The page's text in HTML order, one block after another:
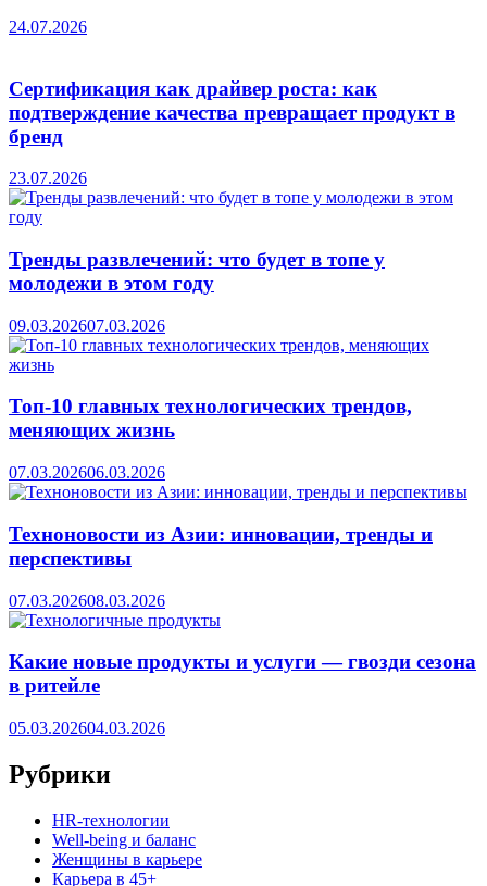
24.07.2026
Сертификация как драйвер роста: как
подтверждение качества превращает продукт в
бренд
23.07.2026
Тренды развлечений: что будет в топе у
молодежи в этом году
09.03.202607.03.2026
Топ-10 главных технологических трендов,
меняющих жизнь
07.03.202606.03.2026
Техноновости из Азии: инновации, тренды и
перспективы
07.03.202608.03.2026
Какие новые продукты и услуги — гвозди сезона
в ритейле
05.03.202604.03.2026
Рубрики
HR‑технологии
Well-being и баланс
Женщины в карьере
Карьера в 45+